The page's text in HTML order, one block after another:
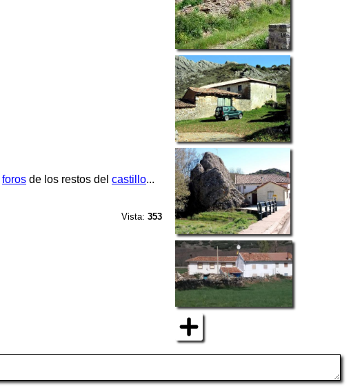
foros de los restos del castillo...
Vista:353